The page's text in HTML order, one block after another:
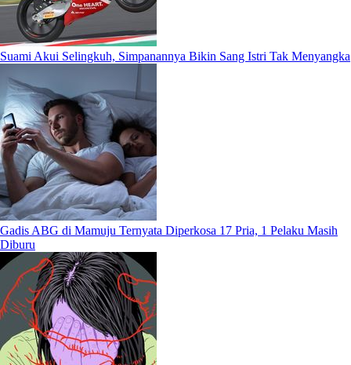
Suami Akui Selingkuh, Simpanannya Bikin Sang Istri Tak Menyangka
Gadis ABG di Mamuju Ternyata Diperkosa 17 Pria, 1 Pelaku Masih
Diburu